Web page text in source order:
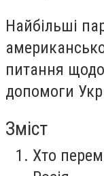
Найбільші
питання
допомоги
Зміст
Хто